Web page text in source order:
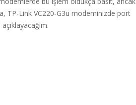
TP-Link VC220-G3u modeminizde port